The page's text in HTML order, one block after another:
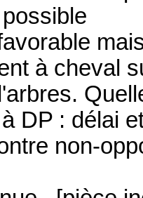
à cheval
DP : délai
non-